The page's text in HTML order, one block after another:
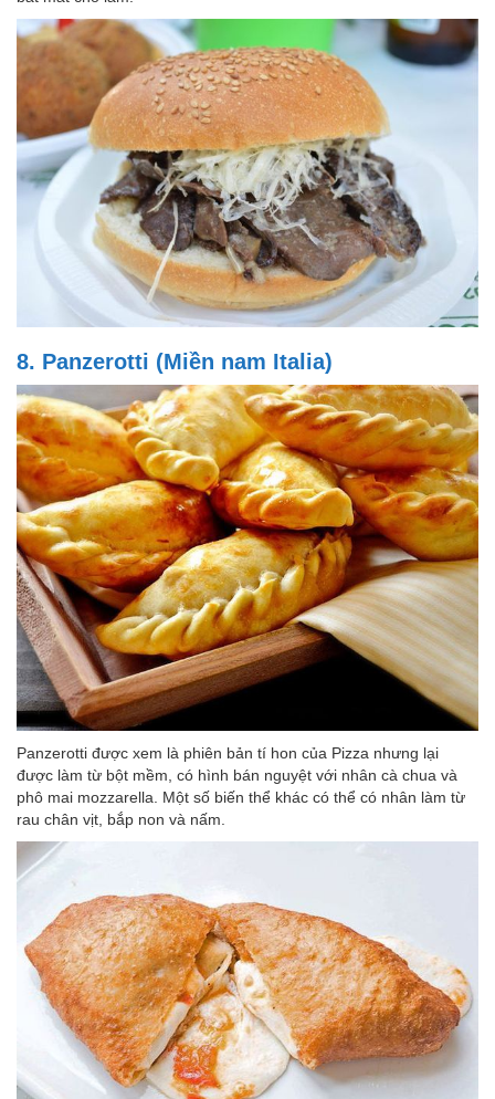
8. Panzerotti (Miền nam Italia)
Panzerotti được xem là phiên bản tí hon của Pizza nhưng lại
được làm từ bột mềm, có hình bán nguyệt với nhân cà chua và
phô mai mozzarella. Một số biến thể khác có thể có nhân làm từ
rau chân vịt, bắp non và nấm.